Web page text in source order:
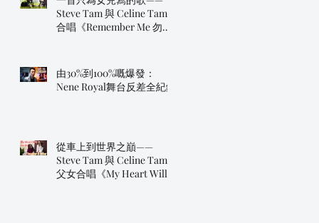
Steve Tam 與 Celine Tam
合唱《Remember Me 勿忘
由30%到100%嘅爆發：
Nene Royal舞台反差全紀錄
從車上到世界之巔——
Steve Tam 與 Celine Tam
父女合唱《My Heart Will